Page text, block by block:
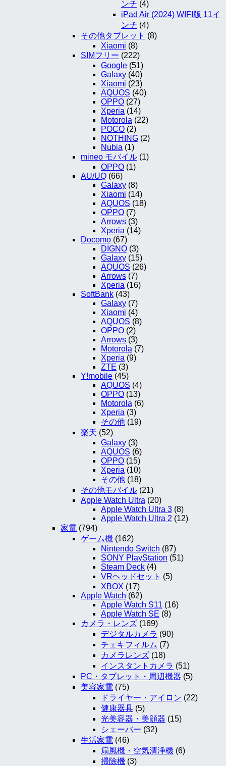
ンチ (4)
iPad Air (2024) WIFI版 11イ
ンチ (4)
その他タブレット (8)
Xiaomi (8)
SIMフリー (222)
Google (51)
Galaxy (40)
Xiaomi (23)
AQUOS (40)
OPPO (27)
Xperia (14)
Motorola (22)
POCO (2)
NOTHING (2)
Nubia (1)
mineo モバイル (1)
OPPO (1)
AU/UQ (66)
Galaxy (8)
Xiaomi (14)
AQUOS (18)
OPPO (7)
Arrows (3)
Xperia (14)
Docomo (67)
DIGNO (3)
Galaxy (15)
AQUOS (26)
Arrows (7)
Xperia (16)
SoftBank (43)
Galaxy (7)
Xiaomi (4)
AQUOS (8)
OPPO (2)
Arrows (3)
Motorola (7)
Xperia (9)
ZTE (3)
Y!mobile (45)
AQUOS (4)
OPPO (13)
Motorola (6)
Xperia (3)
その他 (19)
楽天 (52)
Galaxy (3)
AQUOS (6)
OPPO (15)
Xperia (10)
その他 (18)
その他モバイル (21)
Apple Watch Ultra (20)
Apple Watch Ultra 3 (8)
Apple Watch Ultra 2 (12)
家電 (794)
ゲーム機 (162)
Nintendo Switch (87)
SONY PlayStation (51)
Steam Deck (4)
VRヘッドセット (5)
XBOX (17)
Apple Watch (62)
Apple Watch S11 (16)
Apple Watch SE (8)
カメラ・レンズ (169)
デジタルカメラ (90)
チェキフィルム (7)
カメラレンズ (18)
インスタントカメラ (51)
PC・タブレット・周辺機器 (5)
美容家電 (75)
ドライヤー・アイロン (22)
健康器具 (5)
光美容器・美顔器 (15)
シェーバー (32)
生活家電 (46)
扇風機・空気清浄機 (6)
掃除機 (3)